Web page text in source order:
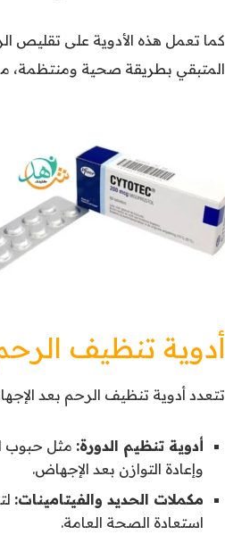
كما تعمل هذه الأدوية على تقليص
المتبقي بطريقة صحية ومنتظمة،
أدوية تنظيف
تتعدد أدوية تنظيف الرحم بعد
أدوية تنظيم الدورة: مثل حبوب
وإعادة التوازن بعد الإجهاض.
مكملات الحديد والفيتامينات:
استعادة الصحة العامة.